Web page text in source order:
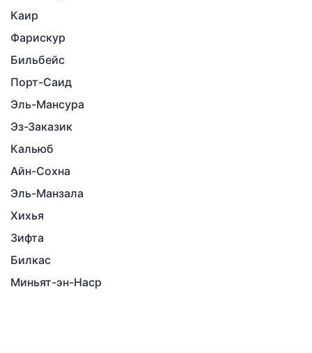
Каир
Фарискур
Бильбейс
Порт-Саид
Эль-Мансура
Эз-Заказик
Кальюб
Айн-Сохна
Эль-Манзала
Хихья
Зифта
Билкас
Миньят-эн-Наср